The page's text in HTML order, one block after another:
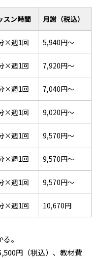
スン時間 月謝（税込）
×週1回 5,940円～
×週1回 7,920円〜
×週1回 7,040円〜
×週1回 9,020円〜
×週1回 9,570円〜
×週1回 9,570円〜
×週1回 9,570円〜
×週1回 10,670円
。
円（税込）、教材費